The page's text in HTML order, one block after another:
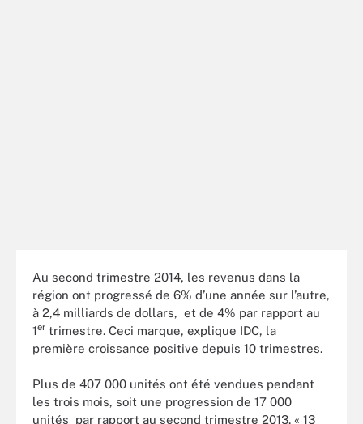
Au second trimestre 2014, les revenus dans la
région ont progressé de 6% d’une année sur l’autre,
à 2,4 milliards de dollars, et de 4% par rapport au
1er trimestre. Ceci marque, explique IDC, la
première croissance positive depuis 10 trimestres.
Plus de 407 000 unités ont été vendues pendant
les trois mois, soit une progression de 17 000
unités par rapport au second trimestre 2013. « 13